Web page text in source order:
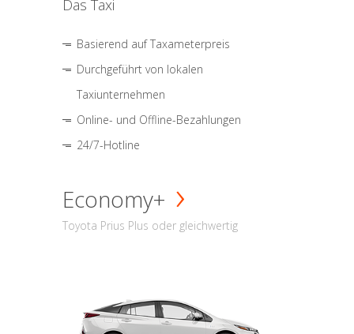
Das Taxi
Basierend auf Taxameterpreis
Durchgeführt von lokalen
Taxiunternehmen
Online- und Offline-Bezahlungen
24/7-Hotline
Economy+
Toyota Prius Plus oder gleichwertig